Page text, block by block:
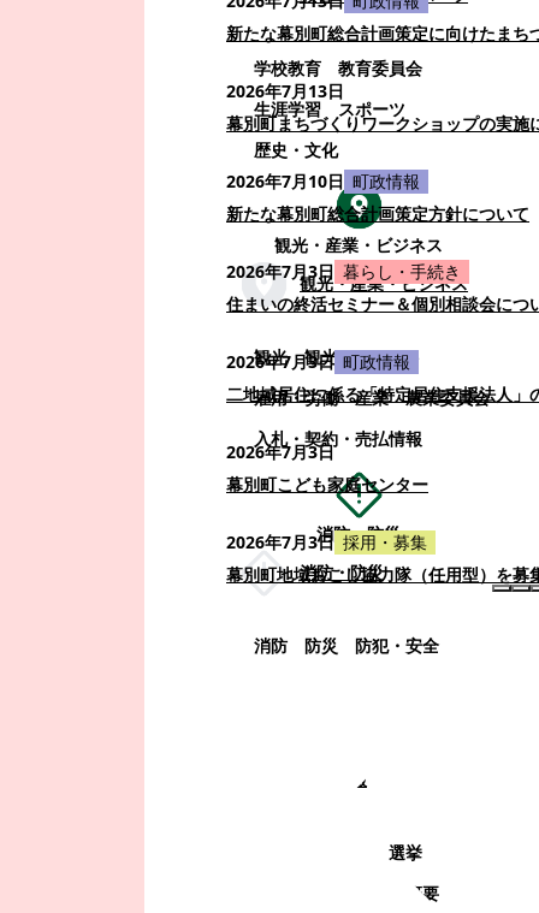
学校教育
教育委員会
生涯学習
スポーツ
歴史・文化
観光・産業・ビジネス
観光・産業・ビジネス
観光
観光・イベント
雇用・労働
産業
農業委員会
入札・契約・売払情報
消防・防災
消防・防災
消防 防災 防犯・安全
町政情報
選挙
町の概要
新たな幕別町総合計画策定に向けたまち
2026年7月13日
幕別町まちづくりワークショップの実施
2026年7月10日 町政情報
新たな幕別町総合計画策定方針について
2026年7月3日 暮らし・手続き
住まいの終活セミナー＆個別相談会につ
2026年7月3日 町政情報
二地域居住に係る「特定居住支援法人」
2026年7月3日
幕別町こども家庭センター
2026年7月3日 採用・募集
幕別町地域おこし協力隊（任用型）を募